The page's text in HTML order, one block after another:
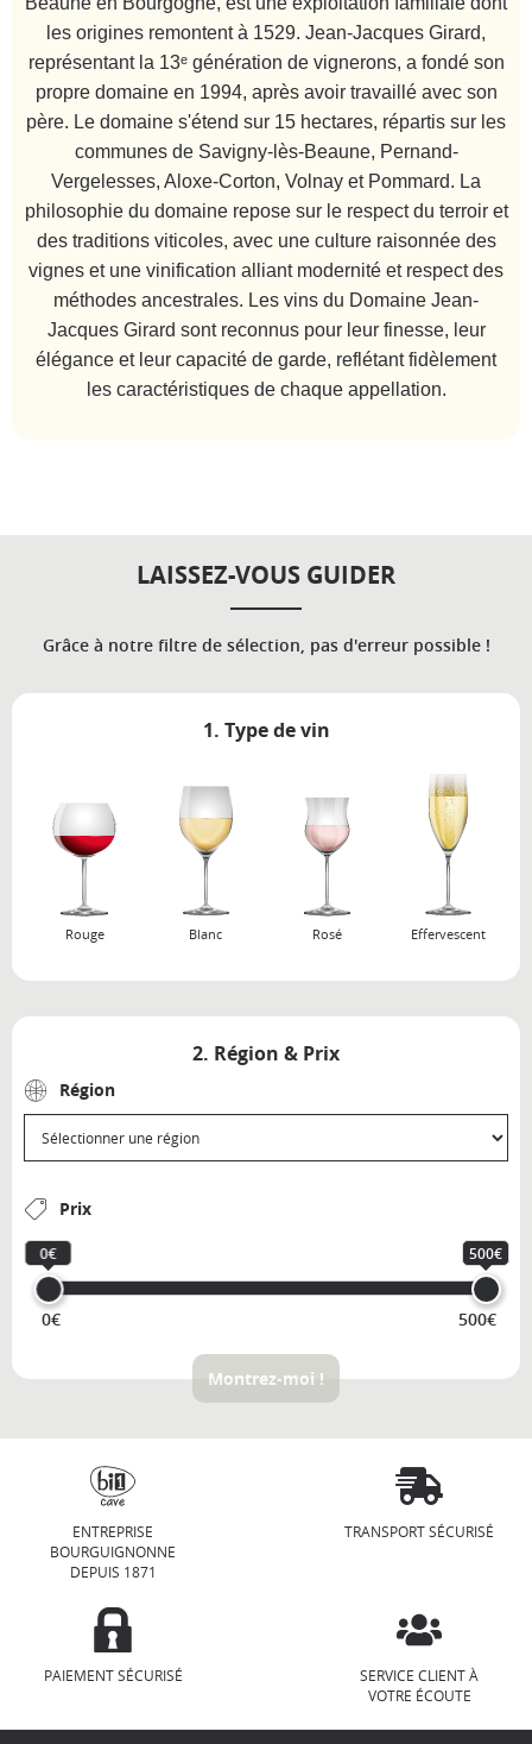
les origines remontent à 1529. Jean-Jacques Girard,
représentant la 13ᵉ génération de vignerons, a fondé son
propre domaine en 1994, après avoir travaillé avec son
père. Le domaine s'étend sur 15 hectares, répartis sur les
communes de Savigny-lès-Beaune, Pernand-
Vergelesses, Aloxe-Corton, Volnay et Pommard. La
philosophie du domaine repose sur le respect du terroir et
des traditions viticoles, avec une culture raisonnée des
vignes et une vinification alliant modernité et respect des
méthodes ancestrales. Les vins du Domaine Jean-
Jacques Girard sont reconnus pour leur finesse, leur
élégance et leur capacité de garde, reflétant fidèlement
les caractéristiques de chaque appellation.
LAISSEZ-VOUS GUIDER
Grâce à notre filtre de sélection, pas d'erreur possible !
1. Type de vin
Rouge Blanc Rosé Effervescent
2. Région & Prix
Région
Prix
0€ 500€
0€ 500€
Montrez-moi !
ENTREPRISE
BOURGUIGNONNE
DEPUIS 1871
TRANSPORT SÉCURISÉ
PAIEMENT SÉCURISÉ
SERVICE CLIENT À
VOTRE ÉCOUTE